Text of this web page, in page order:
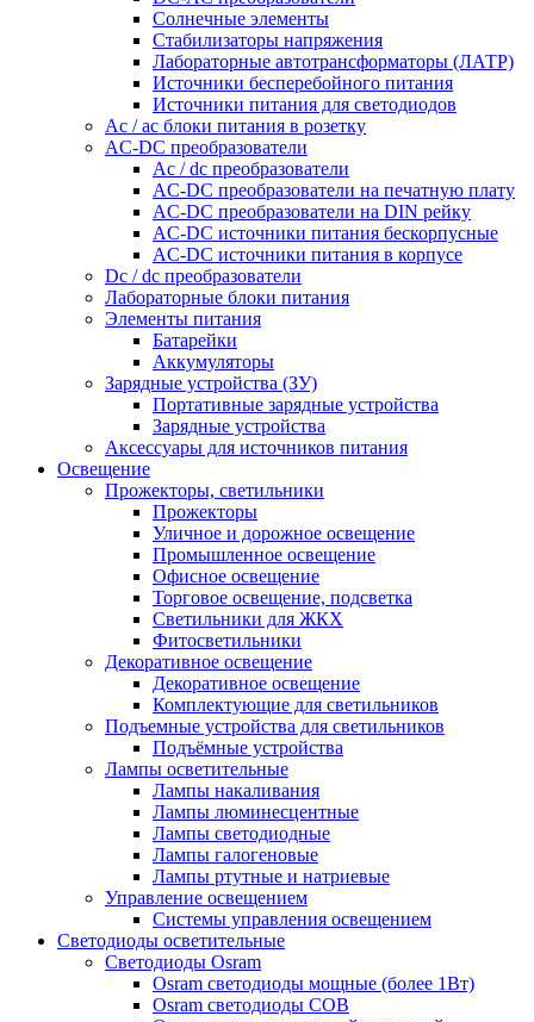
Солнечные элементы
Стабилизаторы напряжения
Лабораторные автотрансформаторы (ЛАТР)
Источники бесперебойного питания
Источники питания для светодиодов
Ac / ac блоки питания в розетку
AC-DC преобразователи
Ac / dc преобразователи
AC-DC преобразователи на печатную плату
AC-DC преобразователи на DIN рейку
AC-DC источники питания бескорпусные
AC-DC источники питания в корпусе
Dc / dc преобразователи
Лабораторные блоки питания
Элементы питания
Батарейки
Аккумуляторы
Зарядные устройства (ЗУ)
Портативные зарядные устройства
Зарядные устройства
Аксессуары для источников питания
Освещение
Прожекторы, светильники
Прожекторы
Уличное и дорожное освещение
Промышленное освещение
Офисное освещение
Торговое освещение, подсветка
Светильники для ЖКХ
Фитосветильники
Декоративное освещение
Декоративное освещение
Комплектующие для светильников
Подъемные устройства для светильников
Подъёмные устройства
Лампы осветительные
Лампы накаливания
Лампы люминесцентные
Лампы светодиодные
Лампы галогеновые
Лампы ртутные и натриевые
Управление освещением
Системы управления освещением
Светодиоды осветительные
Светодиоды Osram
Osram светодиоды мощные (более 1Вт)
Osram светодиоды COB